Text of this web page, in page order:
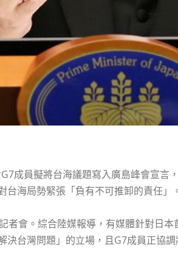
成員擬將台海議題寫入廣島峰會宣
台海局勢緊張「負有不可推卸的責任
者會。綜合陸媒報導，有媒體針對日
決台灣問題」的立場，且G7成員正協